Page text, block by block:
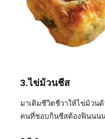
3.ไข่ม้วนชีส
มาเติมชีวิตชีวาให้ไข่ม้วน
คนที่ชอบกินชีสต้องฟินนน